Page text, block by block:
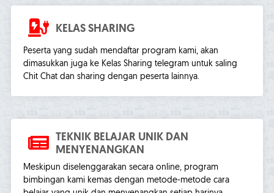
KELAS SHARING
Peserta yang sudah mendaftar program kami, akan
dimasukkan juga ke Kelas Sharing telegram untuk saling
Chit Chat dan sharing dengan peserta lainnya.
TEKNIK BELAJAR UNIK DAN
MENYENANGKAN
Meskipun diselenggarakan secara online, program
bimbingan kami kemas dengan metode-metode cara